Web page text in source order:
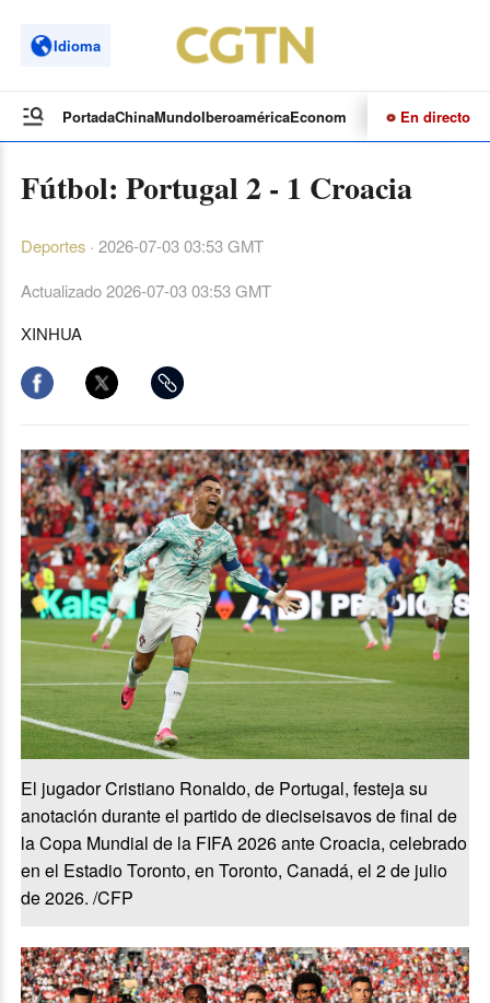
Idioma
PortadaChinaMundoIberoaméricaEconomía CulturaDeportes
En directo
Fútbol: Portugal 2 - 1 Croacia
Deportes· 2026-07-03 03:53 GMT
Actualizado2026-07-03 03:53 GMT
XINHUA
El jugador Cristiano Ronaldo, de Portugal, festeja su
anotación durante el partido de dieciseisavos de final de
la Copa Mundial de la FIFA 2026 ante Croacia, celebrado
en el Estadio Toronto, en Toronto, Canadá, el 2 de julio
de 2026. /CFP